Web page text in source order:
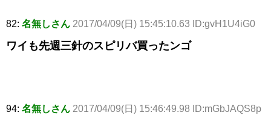
82: 名無しさん 2017/04/09(日) 15:45:10.63 ID:gvH1U4iG0
ワイも先週三針のスピリバ買ったンゴ
94: 名無しさん 2017/04/09(日) 15:46:49.98 ID:mGbJAQS8p